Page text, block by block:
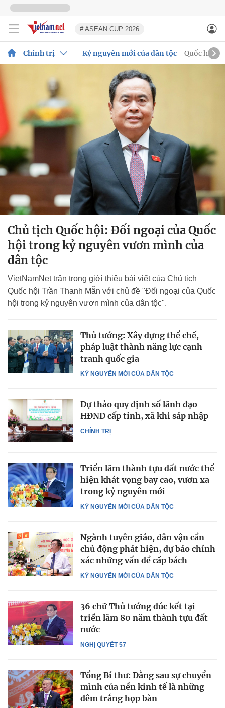
# ASEAN CUP 2026
Chính trị Quốc hội
Kỷ nguyên mới của dân tộc
Chủ tịch Quốc hội: Đối ngoại của Quốc
hội trong kỷ nguyên vươn mình của
dân tộc
VietNamNet trân trọng giới thiệu bài viết của Chủ tịch
Quốc hội Trần Thanh Mẫn với chủ đề "Đối ngoại của Quốc
hội trong kỷ nguyên vươn mình của dân tộc".
KỶ NGUYÊN MỚI CỦA DÂN TỘC
Thủ tướng: Xây dựng thể chế,
pháp luật thành năng lực cạnh
tranh quốc gia
CHÍNH TRỊ
Dự thảo quy định số lãnh đạo
HĐND cấp tỉnh, xã khi sáp nhập
KỶ NGUYÊN MỚI CỦA DÂN TỘC
Triển lãm thành tựu đất nước thể
hiện khát vọng bay cao, vươn xa
trong kỷ nguyên mới
KỶ NGUYÊN MỚI CỦA DÂN TỘC
Ngành tuyên giáo, dân vận cần
chủ động phát hiện, dự báo chính
xác những vấn đề cấp bách
NGHỊ QUYẾT 57
36 chữ Thủ tướng đúc kết tại
triển lãm 80 năm thành tựu đất
nước
Tổng Bí thư: Đằng sau sự chuyển
mình của nền kinh tế là những
đêm trắng họp bàn